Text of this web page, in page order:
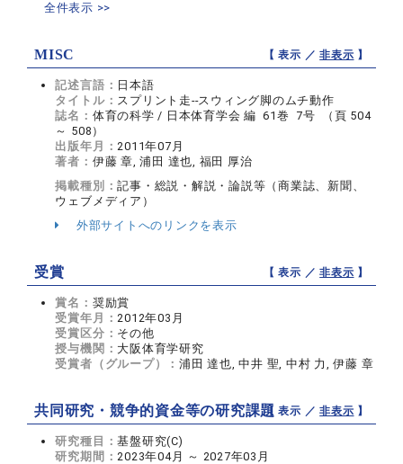
全件表示 >>
MISC 【 表示 ／非表示 】
記述言語： 日本語
タイトル： スプリント走--スウィング脚のムチ動作
誌名： 体育の科学 / 日本体育学会 編 61巻 7号 （頁 504
～ 508）
出版年月：2011年07月
著者： 伊藤 章, 浦田 達也, 福田 厚治
掲載種別：記事・総説・解説・論説等（商業誌、新聞、
ウェブメディア）
外部サイトへのリンクを表示
受賞 【 表示 ／非表示 】
賞名： 奨励賞
受賞年月：2012年03月
受賞区分： その他
授与機関： 大阪体育学研究
受賞者（グループ）：浦田 達也, 中井 聖, 中村 力, 伊藤 章
共同研究・競争的資金等の研究課題【 表示 ／非表示 】
研究種目：基盤研究(C)
研究期間：2023年04月 ～ 2027年03月